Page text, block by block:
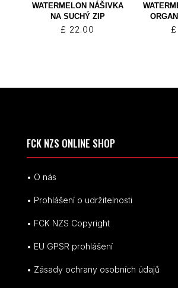
WATERMELON NÁŠIVKA
NA SUCHÝ ZIP
£ 22.00 £
FCK NZS ONLINE SHOP
• O nás
• Prohlášení o udržitelnosti
• FCK NZS Copyright
• EU GPSR prohlášení
• Zásady ochrany osobních údajů